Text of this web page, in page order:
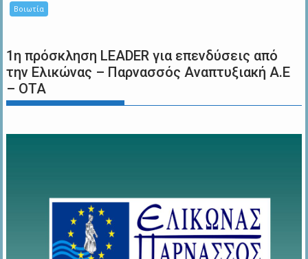
Βοιωτία
1η πρόσκληση LEADER για επενδύσεις από
την Ελικώνας – Παρνασσός Αναπτυξιακή Α.Ε
– ΟΤΑ